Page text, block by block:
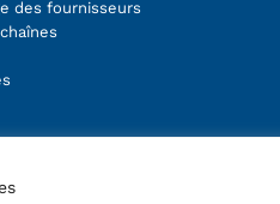
des fournisseurs